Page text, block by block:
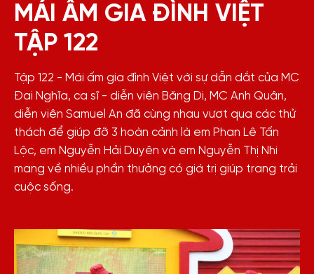
MÁI ẤM GIA ĐÌNH VIỆT
TẬP 122
Tập 122 - Mái ấm gia đình Việt với sự dẫn dắt của MC
Đại Nghĩa, ca sĩ - diễn viên Băng Di, MC Anh Quân,
diễn viên Samuel An đã cùng nhau vượt qua các thử
thách để giúp đỡ 3 hoàn cảnh là em Phan Lê Tấn
Lộc, em Nguyễn Hải Duyên và em Nguyễn Thị Nhi
mang về nhiều phần thưởng có giá trị giúp trang trải
cuộc sống.